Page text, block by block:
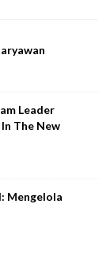
Leader
The New
Mengelola